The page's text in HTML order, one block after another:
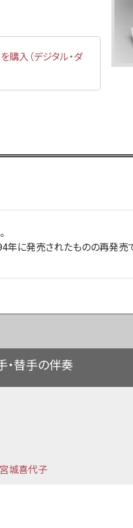
購入（デジタル・ダ
に発売されたものの再発売
・替手の伴奏
宮城喜代子